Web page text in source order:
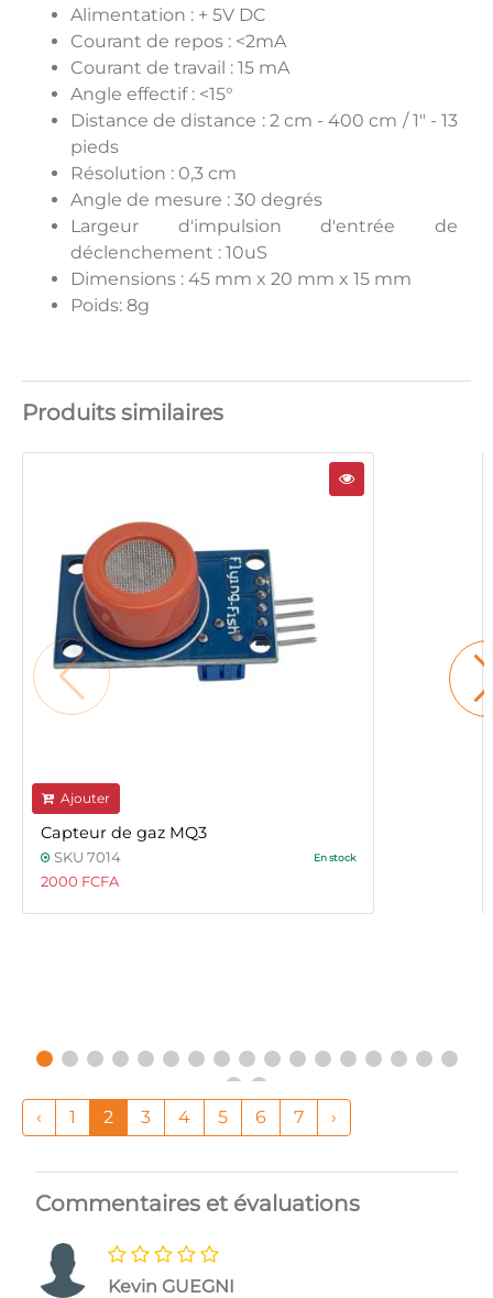
Alimentation : + 5V DC
Courant de repos : <2mA
Courant de travail : 15 mA
Angle effectif : <15°
Distance de distance : 2 cm - 400 cm / 1" - 13
pieds
Résolution : 0,3 cm
Angle de mesure : 30 degrés
Largeur d'impulsion d'entrée de
déclenchement : 10uS
Dimensions : 45 mm x 20 mm x 15 mm
Poids: 8g
Produits similaires
Ajouter
Capteur de gaz MQ3
SKU 7014 En stock
2000 FCFA
‹ 1 2 3 4 5 6 7 ›
Commentaires et évaluations
Kevin GUEGNI